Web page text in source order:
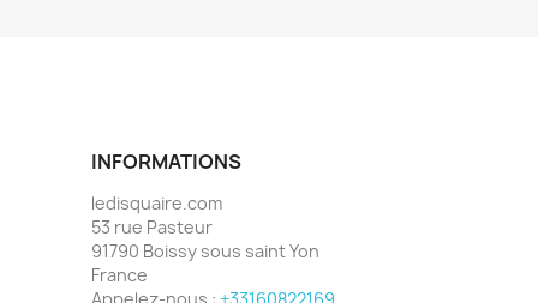
INFORMATIONS
ledisquaire.com
53 rue Pasteur
91790 Boissy sous saint Yon
France